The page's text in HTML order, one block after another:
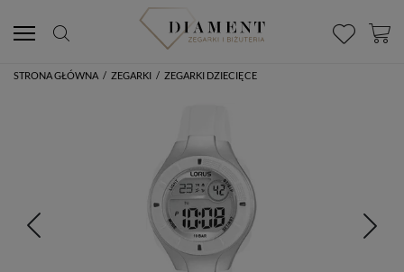
STRONA GŁÓWNA / ZEGARKI / ZEGARKI DZIECIĘCE